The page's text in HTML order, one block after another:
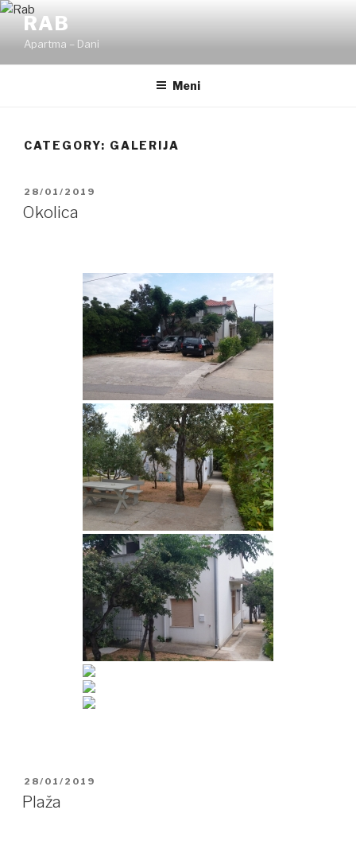
Skoči
vsebino
RAB
Apartma – Dani
Meni
CATEGORY: GALERIJA
OBJAVLJENO
DNE
28/01/2019
Okolica
OBJAVLJENO
DNE
28/01/2019
Plaža